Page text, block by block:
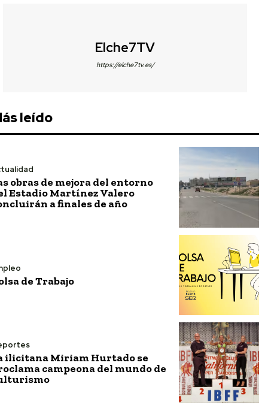
Elche7TV
https://elche7tv.es/
leído
obras de mejora del entorno
Estadio Martínez Valero
a finales de año
de Trabajo
ilicitana Miriam Hurtado se
campeona del mundo de